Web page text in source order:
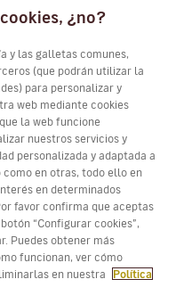
Android
¿no?
y las galletas comunes,
(que podrán utilizar la
para personalizar y
web mediante cookies
la web funcione
nuestros servicios y
personalizada y adaptada a
en otras, todo ello en
en determinados
favor confirma que aceptas
“Configurar cookies”,
Puedes obtener más
funcionan, ver cómo
en nuestra
Política